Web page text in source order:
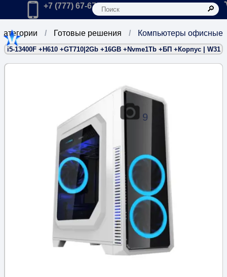
Главная
Позвонить в компанию по телефону:
+7 (777) 67-67-666
Компьютеры офисные
Готовые решения
i5-13400F +H610 +GT710|2Gb +16GB +Nvme1Tb +БП +Корпус | W31